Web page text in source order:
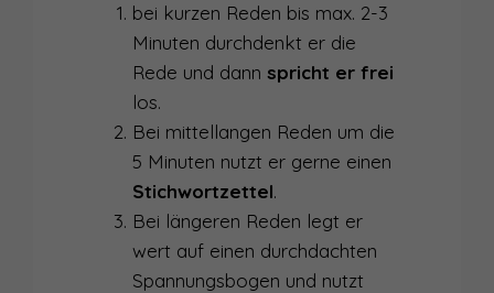
005 ACHTUNG AUFNAHME! - WIE DU DEINE NATÜRLICHKEIT AM MIKROFON BEHÄLST
004 WANN MACHT ZUHÖREN SPASS?
003
002 WARUM ES KEINE FRAGE DES TALENTS IST, OB DU EIN TOLLER SPRECHER WIRST
001 WIE WIRD MAN EIN AUTHENTISCHER SPRECHER?
000 WIE SPRECHER GEBOREN WERDEN
bei kurzen Reden bis max. 2-3
Minuten durchdenkt er die
Rede und dann spricht er frei
los.
Bei mittellangen Reden um die
5 Minuten nutzt er gerne einen
Stichwortzettel.
Bei längeren Reden legt er
wert auf einen durchdachten
Spannungsbogen und nutzt